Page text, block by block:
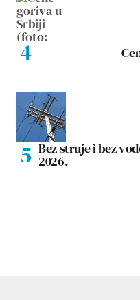
Bez struje i bez
2026.